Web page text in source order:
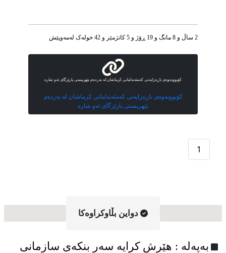
2 ساڵ و 8 مانگ و 19 ڕۆژ و 5 کاتژمێر و 42 خوله‌ک له‌مه‌وپێش‌
کۆبوونەوەی ناڕەزایەتی کەمئەندامانی کرماشان لە بەردەم بێهزیستی پارێزگای ئەو شارە
کۆبوونەوەی ناڕەزایەتی کەمئەندامانی کرماشان لە بەردەم
بێهزیستی پارێزگای ئەو شارە
1
دواین بڵاوکراوه‌کا
به‌په‌له‌ : هێرش کرایە سەر بنکەی سازمانی